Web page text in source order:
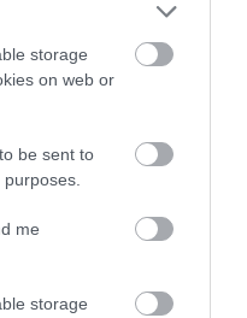
storage
on web or
be sent to
me
storage
utaznunk,
gyönyörű
vásár,
jól érzik…